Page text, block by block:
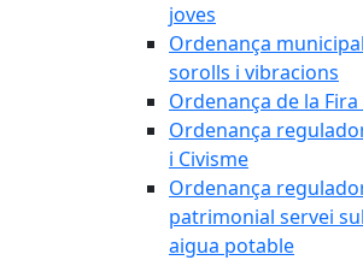
joves
Ordenança
sorolls i vibracions
Ordenança de la Fira
Ordenança
i Civisme
Ordenança
patrimonial servei
aigua potable